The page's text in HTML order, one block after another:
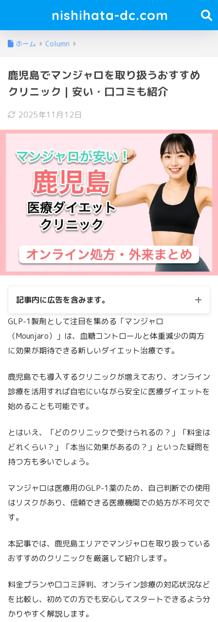
nishihata-dc.com
ホーム Column
鹿児島でマンジャロを取り扱うおすすめ
クリニック｜安い・口コミも紹介
2025年11月12日
記事内に広告を含みます。
GLP-1製剤として注目を集める「マンジャロ
（Mounjaro）」は、血糖コントロールと体重減少の両方
に効果が期待できる新しいダイエット治療です。
鹿児島でも導入するクリニックが増えており、オンライン
診療を活用すれば自宅にいながら安全に医療ダイエットを
始めることも可能です。
とはいえ、「どのクリニックで受けられるの？」「料金は
どれくらい？」「本当に効果があるの？」といった疑問を
持つ方も多いでしょう。
マンジャロは医療用のGLP-1薬のため、自己判断での使用
はリスクがあり、信頼できる医療機関での処方が不可欠で
す。
本記事では、鹿児島エリアでマンジャロを取り扱っている
おすすめのクリニックを厳選して紹介します。
料金プランや口コミ評判、オンライン診療の対応状況など
を比較し、初めての方でも安心してスタートできるよう分
かりやすく解説します。